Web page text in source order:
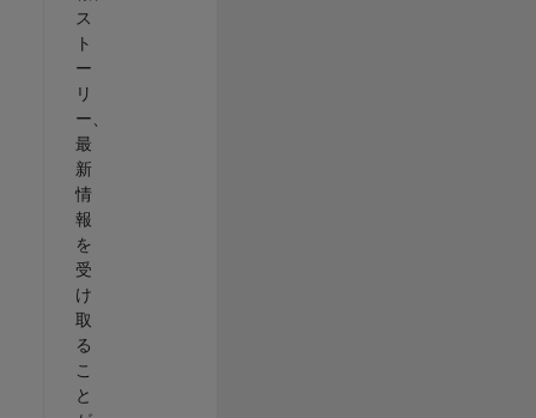
ス
ト
ー
リ
ー、
最
新
情
報
を
受
け
取
る
こ
と